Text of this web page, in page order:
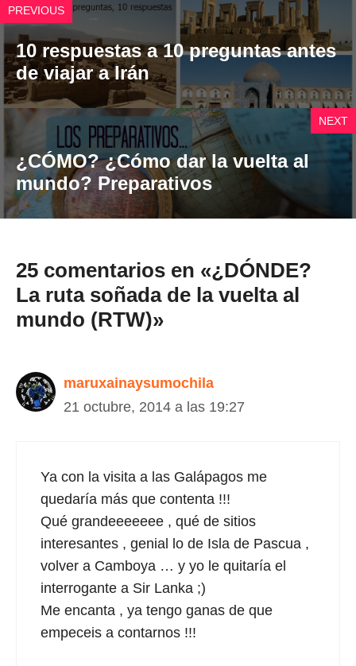
PREVIOUS
10 respuestas a 10 preguntas antes
de viajar a Irán
NEXT
¿CÓMO? ¿Cómo dar la vuelta al
mundo? Preparativos
25 comentarios en «¿DÓNDE?
La ruta soñada de la vuelta al
mundo (RTW)»
maruxainaysumochila
21 octubre, 2014 a las 19:27
Ya con la visita a las Galápagos me
quedaría más que contenta !!!
Qué grandeeeeeee , qué de sitios
interesantes , genial lo de Isla de Pascua ,
volver a Camboya … y yo le quitaría el
interrogante a Sir Lanka ;)
Me encanta , ya tengo ganas de que
empeceis a contarnos !!!